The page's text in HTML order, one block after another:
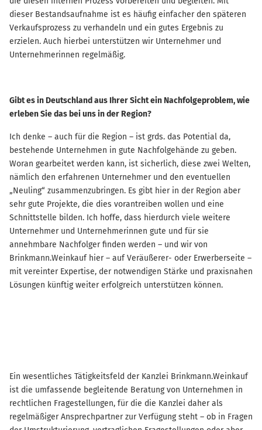
dieser Bestandsaufnahme ist es häufig einfacher den späteren
Verkaufsprozess zu verhandeln und ein gutes Ergebnis zu
erzielen. Auch hierbei unterstützen wir Unternehmer und
Unternehmerinnen regelmäßig.
Gibt es in Deutschland aus Ihrer Sicht ein Nachfolgeproblem, wie
erleben Sie das bei uns in der Region?
Ich denke – auch für die Region – ist grds. das Potential da,
bestehende Unternehmen in gute Nachfolgehände zu geben.
Woran gearbeitet werden kann, ist sicherlich, diese zwei Welten,
nämlich den erfahrenen Unternehmer und den eventuellen
„Neuling“ zusammenzubringen. Es gibt hier in der Region aber
sehr gute Projekte, die dies vorantreiben wollen und eine
Schnittstelle bilden. Ich hoffe, dass hierdurch viele weitere
Unternehmer und Unternehmerinnen gute und für sie
annehmbare Nachfolger finden werden – und wir von
Brinkmann.Weinkauf hier – auf Veräußerer- oder Erwerberseite –
mit vereinter Expertise, der notwendigen Stärke und praxisnahen
Lösungen künftig weiter erfolgreich unterstützen können.
Ein wesentliches Tätigkeitsfeld der Kanzlei Brinkmann.Weinkauf
ist die umfassende begleitende Beratung von Unternehmen in
rechtlichen Fragestellungen, für die die Kanzlei daher als
regelmäßiger Ansprechpartner zur Verfügung steht – ob in Fragen